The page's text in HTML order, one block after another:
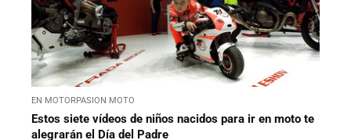
EN MOTORPASION MOTO
Estos siete vídeos de niños nacidos para ir en moto te
alegrarán el Día del Padre